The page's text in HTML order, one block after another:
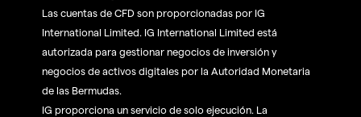
Las cuentas de CFD son proporcionadas por IG
International Limited. IG International Limited está
autorizada para gestionar negocios de inversión y
negocios de activos digitales por la Autoridad Monetaria
de las Bermudas.
IG proporciona un servicio de solo ejecución. La